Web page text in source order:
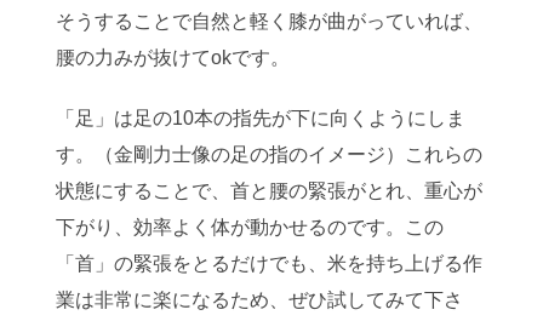
そうすることで自然と軽く膝が曲がっていれば、
腰の力みが抜けてokです。
「足」は足の10本の指先が下に向くようにしま
す。（金剛力士像の足の指のイメージ）これらの
状態にすることで、首と腰の緊張がとれ、重心が
下がり、効率よく体が動かせるのです。この
「首」の緊張をとるだけでも、米を持ち上げる作
業は非常に楽になるため、ぜひ試してみて下さ